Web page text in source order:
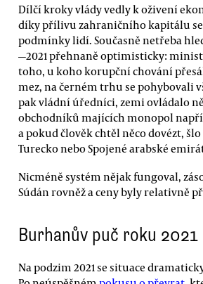
Dílčí kroky vlády vedly k oživení
díky přílivu zahraničního kapitálu
podmínky lidí. Současně netřeba
—2021 přehnaně optimisticky:
toho, u koho korupční chování
mez, na černém trhu se pohybovali
pak vládní úředníci, zemi ovládalo
obchodníků majících monopol
a pokud člověk chtěl něco dovézt,
Turecko nebo Spojené arabské
Nicméně systém nějak fungoval,
Súdán rovněž a ceny byly relativně
Burhanův puč roku 2021
Na podzim 2021 se situace